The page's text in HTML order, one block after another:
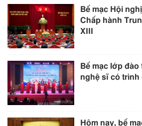
Bế mạc Hội
Chấp hành
XIII
Bế mạc lớp
nghệ sĩ có trình
Hôm nay, bế